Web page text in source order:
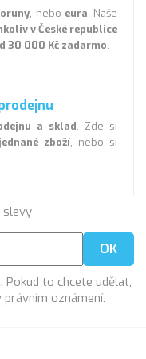
díky
pánský prvek v
interiéru efektní je
vzorovaných
často zdánlivě
neotřelou a
Během zimy
a dokonce ani
strop v rohu sice
ale číst se
za jinou, která
, nebo eura. Naše
v České republice
30 000 Kč zadarmo.
a sklad. Zde si
zboží, nebo si
slevy
Pokud to chcete udělat,
oznámení.